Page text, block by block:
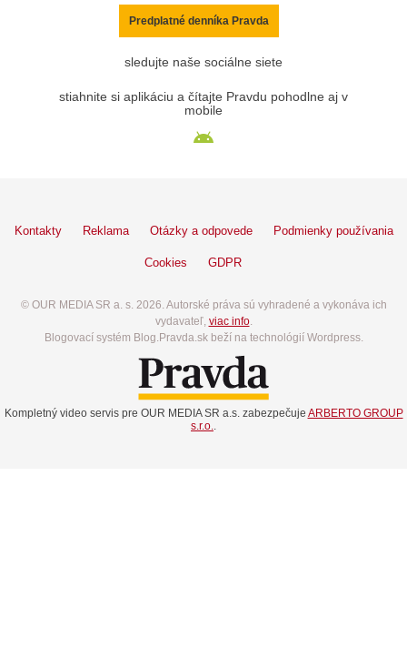
Predplatné denníka Pravda
sledujte naše sociálne siete
stiahnite si aplikáciu a čítajte Pravdu pohodlne aj v
mobile
Kontakty Reklama Otázky a odpovede Podmienky používania
Cookies GDPR
© OUR MEDIA SR a. s. 2026. Autorské práva sú vyhradené a vykonáva ich
vydavateľ, viac info.
Blogovací systém Blog.Pravda.sk beží na technológií Wordpress.
Kompletný video servis pre OUR MEDIA SR a.s. zabezpečuje ARBERTO GROUP
s.r.o..